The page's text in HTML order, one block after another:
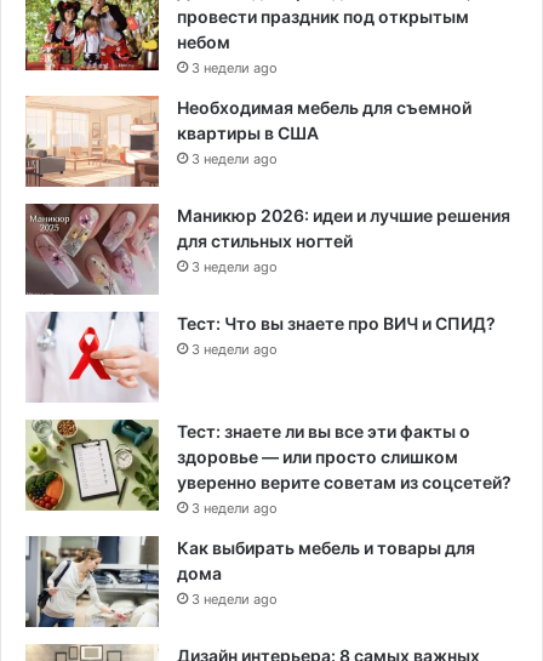
провести праздник под открытым
небом
3 недели ago
Необходимая мебель для съемной
квартиры в США
3 недели ago
Маникюр 2026: идеи и лучшие решения
для стильных ногтей
3 недели ago
Тест: Что вы знаете про ВИЧ и СПИД?
3 недели ago
Тест: знаете ли вы все эти факты о
здоровье — или просто слишком
уверенно верите советам из соцсетей?
3 недели ago
Как выбирать мебель и товары для
дома
3 недели ago
Дизайн интерьера: 8 самых важных